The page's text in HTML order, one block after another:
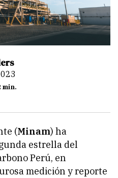
2 min.
(Minam) ha
estrella del
Perú, en
medición y reporte